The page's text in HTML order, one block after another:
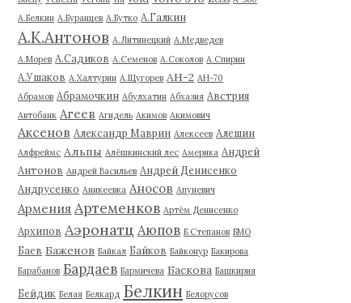
А.Белкин А.Буранцев А.Бутко А.Галкин
А.К.Антонов А.Литинецкий А.Медведев
А.Морев А.Садиков А.Семенов А.Соколов А.Спирин
А.Ушаков А.Халтурин А.Щугорев АН-2 АН-70
Абрамов Абрамочкин Абулхатин Абхазия Австрия
Автобанк Агеев Агидель Акимов Акимович
Аксенов Александр Маврин Алексеев Алешин
Алфреймс Альпы Алёшкинский лес Америка Андрей
Антонов Андрей Васильев Андрей Денисенко
Андрусенко Аникеевка Аносов Апуневич
Армения Артеменков Артём Денисенко
Архипов Аэронатц Аюпов Б.Степанов БМО
Баев Баженов Байкал Байков Байконур Бакирова
Барабанов Бардаев Бармичева Баскова Башкирия
Бейдик Белая Белкард Белкин Белорусов